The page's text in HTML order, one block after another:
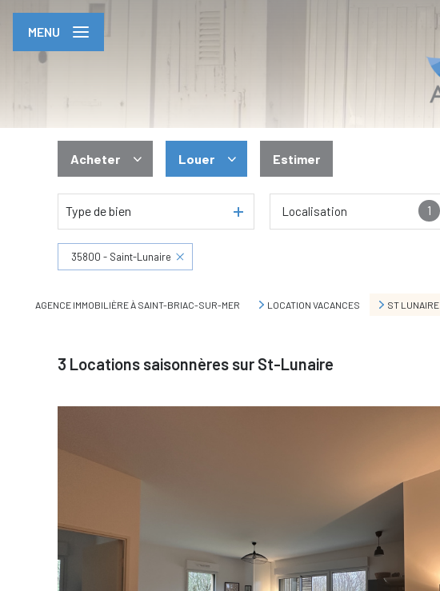
MENU
Acheter
De l'ancien
Louer
En saisonnier
Estimer
Type de bien 1
Localisation
35800 - Saint-Lunaire
AGENCE IMMOBILIÈRE À SAINT-BRIAC-SUR-MER LOCATION VACANCES ST LUNAIRE
3 Locations saisonnères sur St-Lunaire